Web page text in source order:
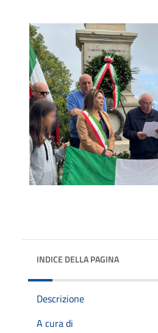
INDICE DELLA PAGINA
Descrizione
A cura di